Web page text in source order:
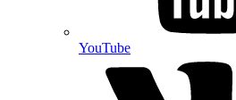
YouTube